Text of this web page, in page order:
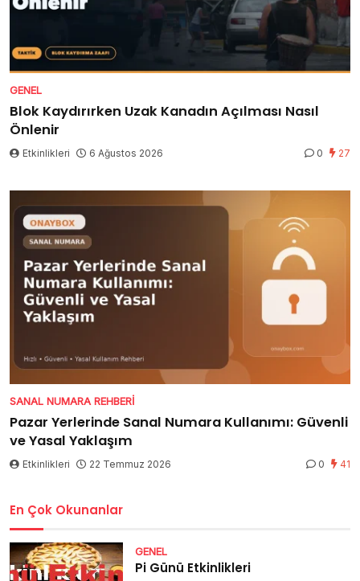
GENEL
Blok Kaydırırken Uzak Kanadın Açılması Nasıl
Önlenir
Etkinlikleri 6 Ağustos 2026 0 27
SANAL NUMARA REHBERI
Pazar Yerlerinde Sanal Numara Kullanımı: Güvenli
ve Yasal Yaklaşım
Etkinlikleri 22 Temmuz 2026 0 41
En Çok Okunanlar
GENEL
Pi Günü Etkinlikleri